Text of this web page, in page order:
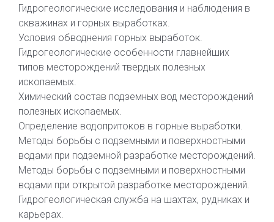
Гидрогеологические исследования и наблюдения в
скважинах и горных выработках.
Условия обводнения горных выработок.
Гидрогеологические особенности главнейших
типов месторождений твердых полезных
ископаемых.
Химический состав подземных вод месторождений
полезных ископаемых.
Определение водопритоков в горные выработки.
Методы борьбы с подземными и поверхностными
водами при подземной разработке месторождений.
Методы борьбы с подземными и поверхностными
водами при открытой разработке месторождений.
Гидрогеологическая служба на шахтах, рудниках и
карьерах.